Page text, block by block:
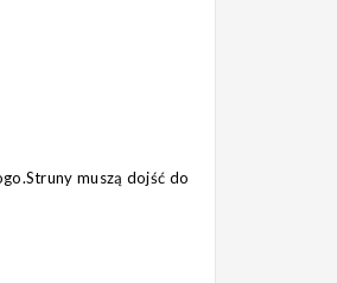
muszą dojść do